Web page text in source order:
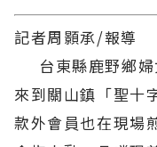
記者周顥承/報導
台東縣鹿野鄉婦
來到關山鎮「聖十
款外會員也在現場